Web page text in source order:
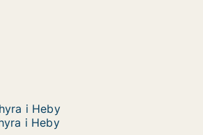
i Heby
i Heby